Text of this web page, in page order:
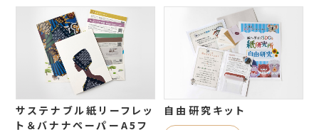
サステナブル紙リーフレッ
ト＆バナナペーパーA5フ
自由研究キット